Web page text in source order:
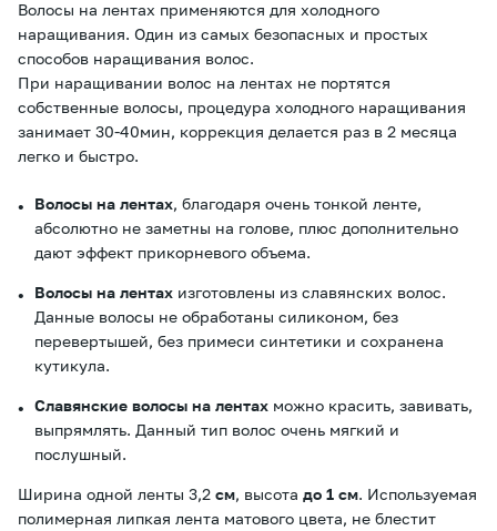
Волосы на лентах применяются для холодного
наращивания. Один из самых безопасных и простых
способов наращивания волос.
При наращивании волос на лентах не портятся
собственные волосы, процедура холодного наращивания
занимает 30-40мин, коррекция делается раз в 2 месяца
легко и быстро.
Волосы на лентах, благодаря очень тонкой ленте,
абсолютно не заметны на голове, плюс дополнительно
дают эффект прикорневого объема.
Волосы на лентах изготовлены из славянских волос.
Данные волосы не обработаны силиконом, без
перевертышей, без примеси синтетики и сохранена
кутикула.
Славянские волосы на лентах можно красить, завивать,
выпрямлять. Данный тип волос очень мягкий и
послушный.
Ширина одной ленты 3,2 см, высота до 1 см. Используемая
полимерная липкая лента матового цвета, не блестит